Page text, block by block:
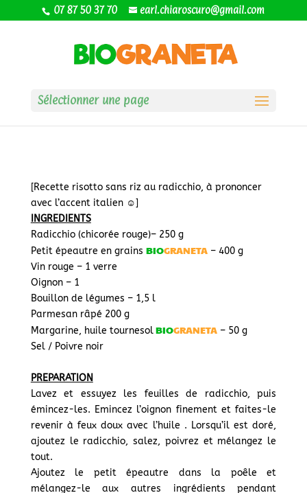
07 87 50 37 70 earl.chiaroscuro@gmail.com
Sélectionner une page
[Recette risotto sans riz au radicchio, à prononcer
avec l’accent italien ☺️]
INGREDIENTS
Radicchio (chicorée rouge)– 250 g
Petit épeautre en grains BIOGRANETA– 400 g
Vin rouge – 1 verre
Oignon – 1
Bouillon de légumes – 1,5 l
Parmesan râpé 200 g
Margarine, huile tournesolBIOGRANETA– 50 g
Sel / Poivre noir
PREPARATION
Lavez et essuyez les feuilles de radicchio, puis
émincez-les. Emincez l’oignon finement et faites-le
revenir à feux doux avec l’huile . Lorsqu’il est doré,
ajoutez le radicchio, salez, poivrez et mélangez le
tout.
Ajoutez le petit épeautre dans la poêle et
mélangez-le aux autres ingrédients pendant